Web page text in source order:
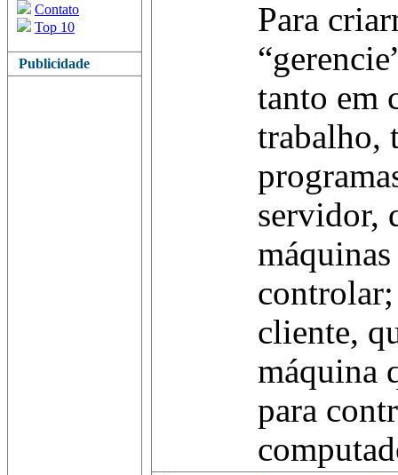
Contato
Top 10
Publicidade
Para
tanto em
trabalho,
servidor,
cliente,
máquina
para